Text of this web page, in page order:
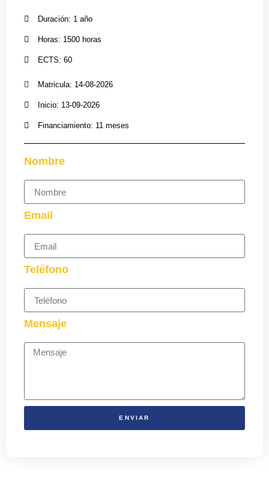
Duración: 1 año
Horas: 1500 horas
ECTS: 60
Matricula: 14-08-2026
Inicio: 13-09-2026
Financiamiento: 11 meses
Nombre
Email
Teléfono
Mensaje
ENVIAR